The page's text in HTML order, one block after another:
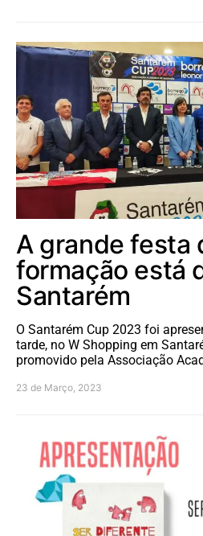
A grande festa
formação está
Santarém
O Santarém Cup 2023 foi
tarde, no W Shopping em
promovido pela Associação
23 de Março, 2023